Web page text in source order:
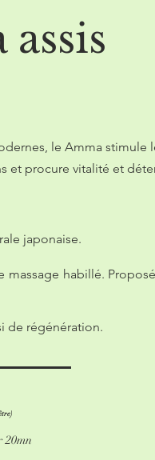
le Amma stimule
et procure vitalité et
japonaise.
massage habillé.
de régénération.
20mn